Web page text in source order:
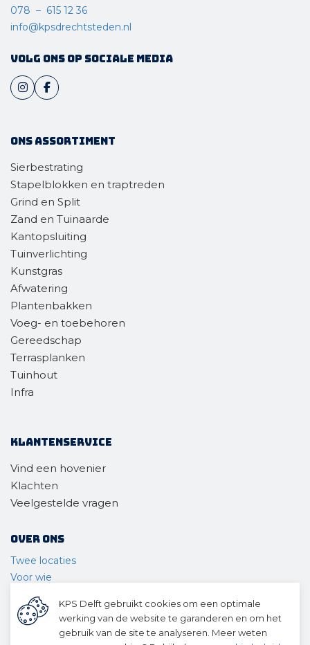
078 – 615 12 36
info@kpsdrechtsteden.nl
Volg ons op sociale media
Ons assortiment
Sierbestrating
Stapelblokken en traptreden
Grind en Split
Zand en Tuinaarde
Kantopsluiting
Tuinverlichting
Kunstgras
Afwatering
Plantenbakken
Voeg- en toebehoren
Gereedschap
Terrasplanken
Tuinhout
Infra
Klantenservice
Vind een hovenier
Klachten
Veelgestelde vragen
Over ons
Twee locaties
Voor wie
Ons team
Geschiedenis
KPS Delft gebruikt cookies om een optimale
werking van de website te garanderen en om het
gebruik van de site te analyseren. Meer weten